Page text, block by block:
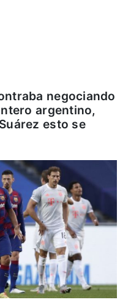
negociando
argentino,
esto se